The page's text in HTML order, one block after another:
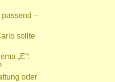
passend –
sollte
„E“:
oder